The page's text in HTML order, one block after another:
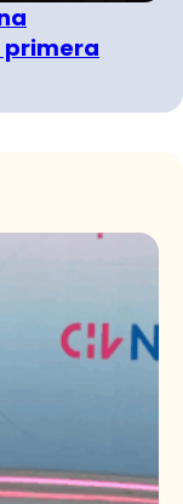
primera